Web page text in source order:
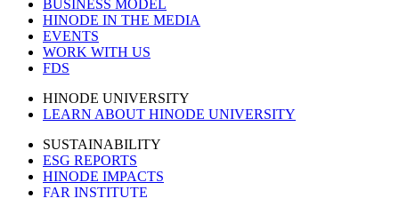
BUSINESS MODEL
HINODE IN THE MEDIA
EVENTS
WORK WITH US
FDS
HINODE UNIVERSITY
LEARN ABOUT HINODE UNIVERSITY
SUSTAINABILITY
ESG REPORTS
HINODE IMPACTS
FAR INSTITUTE